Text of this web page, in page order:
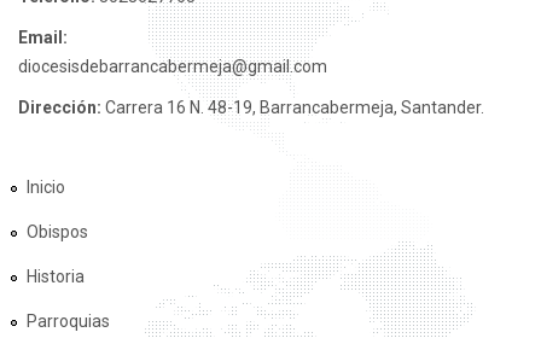
Email:
diocesisdebarrancabermeja@gmail.com
Dirección: Carrera 16 N. 48-19, Barrancabermeja, Santander.
Inicio
Obispos
Historia
Parroquias